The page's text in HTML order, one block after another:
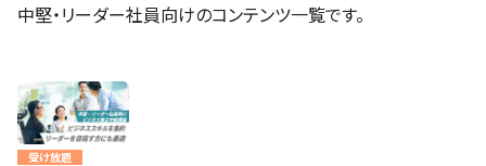
中堅・リーダー社員向けのコンテンツ一覧です。
受け放題